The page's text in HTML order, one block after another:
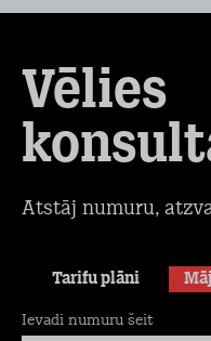
Vēlies
Atstāj numuru,
Tarifu plāni
Ievadi numuru šeit